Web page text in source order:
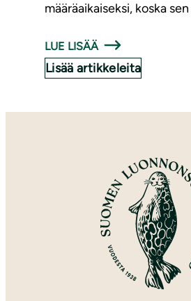
määräaikaiseksi, koska
LUE LISÄÄ
Lisää artikkeleita